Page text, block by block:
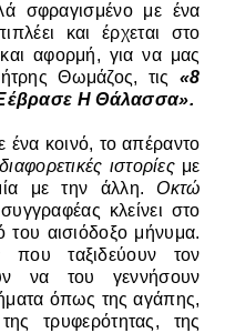
σφραγισμένο με ένα
και έρχεται στο
και αφορμή, για να μας
Θωμάζος, τις «8
Ξέβρασε Η Θάλασσα».
ένα κοινό, το απέραντο
ιστορίες με
με την άλλη.Οκτώ
κλείνει στο
του αισιόδοξο μήνυμα.
που ταξιδεύουν τον
να του γεννήσουν
όπως της αγάπης,
τρυφερότητας, της